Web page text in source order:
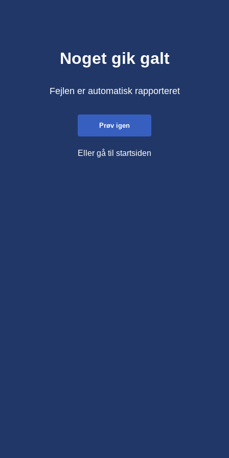
Noget gik galt
Fejlen er automatisk rapporteret
Prøv igen
Eller gå til startsiden